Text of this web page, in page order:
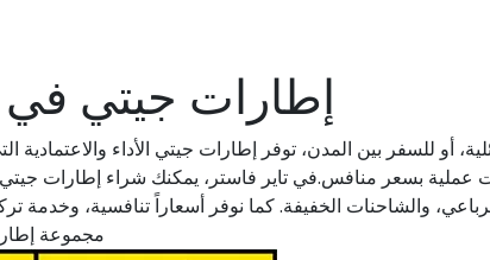
إطارات جيتي في
أو للسفر بين المدن، توفر إطارات جيتي الأداء والاعتمادية
عملية بسعر منافس.في تاير فاستر، يمكنك شراء إطارات
والشاحنات الخفيفة. كما نوفر أسعاراً تنافسية،
مجموعة